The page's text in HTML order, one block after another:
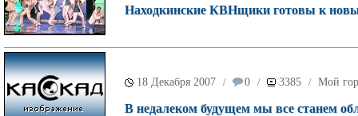
Находкинские КВНщики готовы к
18 Декабря 2007 / 0 / 3385 / Мой
В недалеком будущем мы все станем